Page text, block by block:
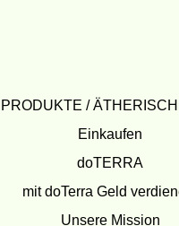
PRODUKTE /
Einkaufen
doTERRA
mit doTerra Geld
Unsere Mission